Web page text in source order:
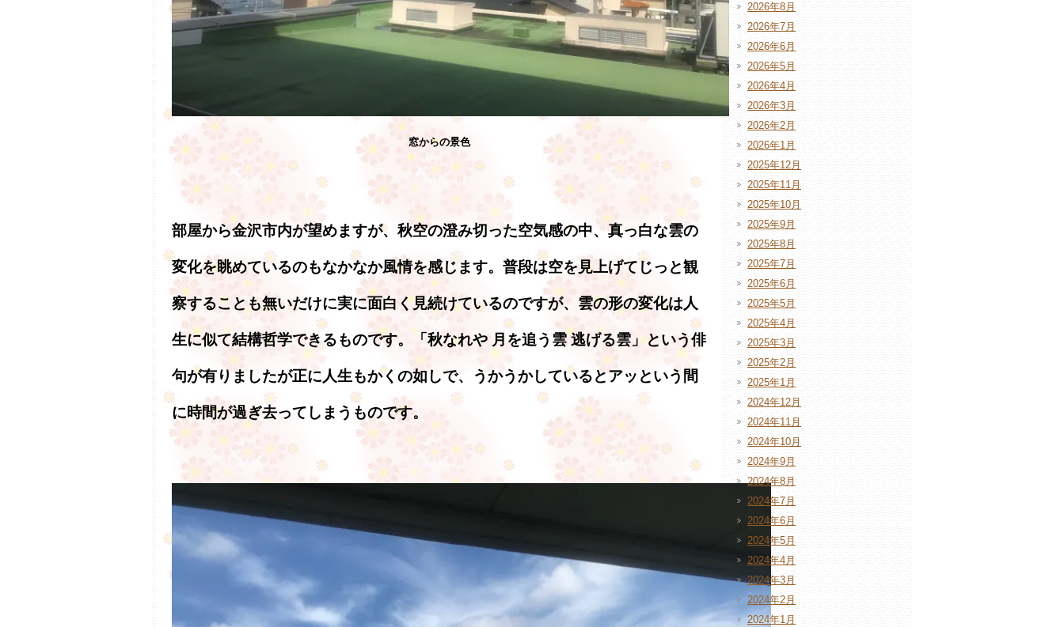
窓からの景色
部屋から金沢市内が望めますが、秋空の澄み切った空気感の中、真っ白な雲の
変化を眺めているのもなかなか風情を感じます。普段は空を見上げてじっと観
察することも無いだけに実に面白く見続けているのですが、雲の形の変化は人
生に似て結構哲学できるものです。「秋なれや 月を追う雲 逃げる雲」という俳
句が有りましたが正に人生もかくの如しで、うかうかしているとアッという間
に時間が過ぎ去ってしまうものです。
2026年8月
2026年7月
2026年6月
2026年5月
2026年4月
2026年3月
2026年2月
2026年1月
2025年12月
2025年11月
2025年10月
2025年9月
2025年8月
2025年7月
2025年6月
2025年5月
2025年4月
2025年3月
2025年2月
2025年1月
2024年12月
2024年11月
2024年10月
2024年9月
2024年8月
2024年7月
2024年6月
2024年5月
2024年4月
2024年3月
2024年2月
2024年1月